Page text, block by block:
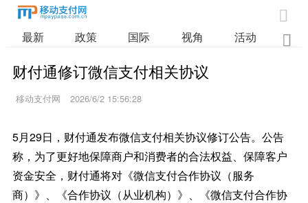

最新 政策 国际 视角 活动 业

财付通修订微信支付相关协议
移动支付网 2026/6/2 15:56:28
5月29日，财付通发布微信支付相关协议修订公告。公告
称，为了更好地保障商户和消费者的合法权益、保障客户
资金安全，财付通将对《微信支付合作协议（服务
商）》、《合作协议（从业机构）》、《微信支付合作协